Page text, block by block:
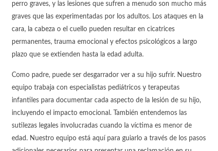
perro graves, y las lesiones que sufren a menudo son mucho más
graves que las experimentadas por los adultos. Los ataques en la
cara, la cabeza o el cuello pueden resultar en cicatrices
permanentes, trauma emocional y efectos psicológicos a largo
plazo que se extienden hasta la edad adulta.
Como padre, puede ser desgarrador ver a su hijo sufrir. Nuestro
equipo trabaja con especialistas pediátricos y terapeutas
infantiles para documentar cada aspecto de la lesión de su hijo,
incluyendo el impacto emocional. También entendemos las
sutilezas legales involucradas cuando la víctima es menor de
edad. Nuestro equipo está aquí para guiarlo a través de los pasos